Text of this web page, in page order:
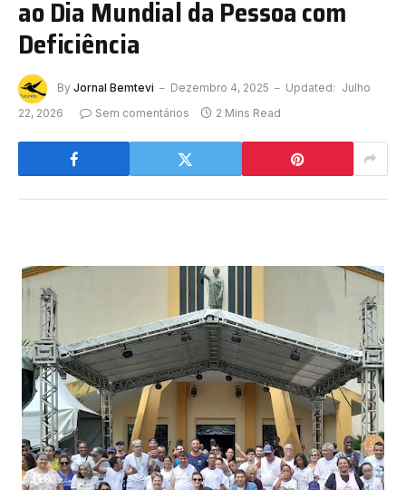
ao Dia Mundial da Pessoa com
Deficiência
By Jornal Bemtevi Dezembro 4, 2025 Updated: Julho
22, 2026
Sem comentários 2 Mins Read